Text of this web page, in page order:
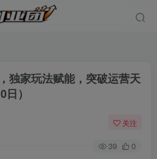
独家玩法赋能，突破运营天
）
关注
39 0